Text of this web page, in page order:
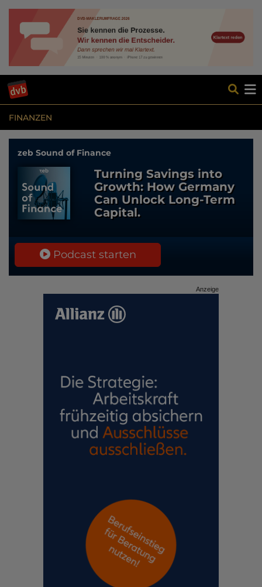
FINANZEN
zeb Sound of Finance
Turning Savings into
Growth: How Germany
Can Unlock Long-Term
Capital.
Podcast starten
Anzeige